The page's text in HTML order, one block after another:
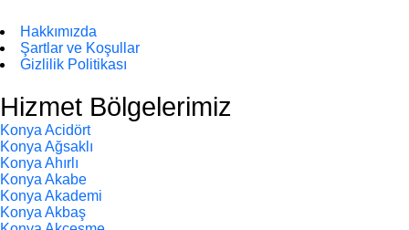
Hakkımızda
Şartlar ve Koşullar
Gizlilik Politikası
Hizmet Bölgelerimiz
Konya Acidört
Konya Ağsaklı
Konya Ahırlı
Konya Akabe
Konya Akademi
Konya Akbaş